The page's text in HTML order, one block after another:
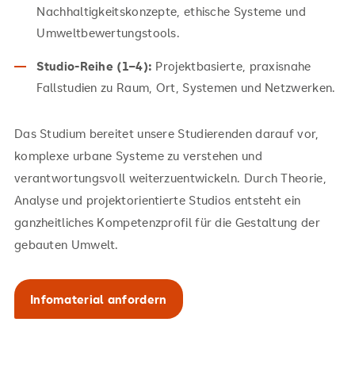
Nachhaltigkeitskonzepte, ethische Systeme und
Umweltbewertungstools.
Studio-Reihe (1–4): Projektbasierte, praxisnahe
Fallstudien zu Raum, Ort, Systemen und Netzwerken.
Das Studium bereitet unsere Studierenden darauf vor,
komplexe urbane Systeme zu verstehen und
verantwortungsvoll weiterzuentwickeln. Durch Theorie,
Analyse und projektorientierte Studios entsteht ein
ganzheitliches Kompetenzprofil für die Gestaltung der
gebauten Umwelt.
Infomaterial anfordern